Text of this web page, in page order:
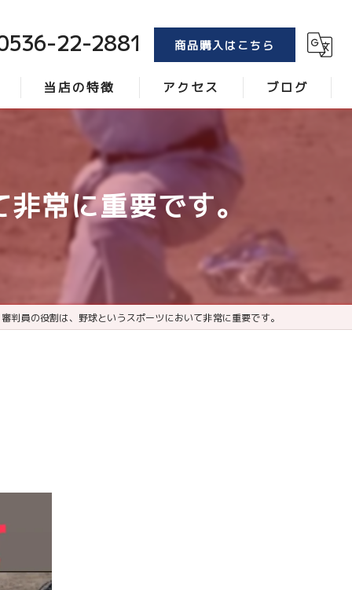
22-2881 商品購入はこちら
当店の特徴
レーキ
アクセス ブログ
常に重要です。
審判員の役割は、野球というスポーツにおいて非常に重要です。